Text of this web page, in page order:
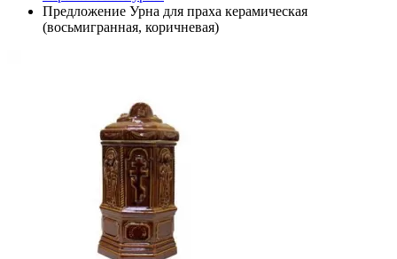
Предложение Урна для праха керамическая
(восьмигранная, коричневая)